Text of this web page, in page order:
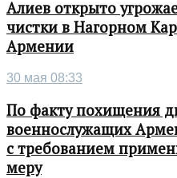
Алиев открыто
чистки в Нагорном
Армении
30 мая 08:33
По факту похищения
военнослужащих
с требованием
меру